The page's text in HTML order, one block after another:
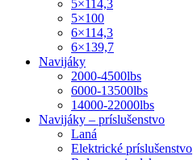
5×114,3
5×100
6×114,3
6×139,7
Navijáky
2000-4500lbs
6000-13500lbs
14000-22000lbs
Navijáky – príslušenstvo
Laná
Elektrické príslušenstvo